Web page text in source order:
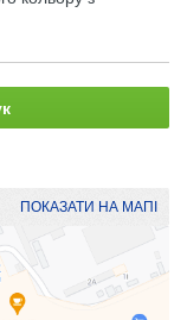
ПОКАЗАТИ НА МАПІ